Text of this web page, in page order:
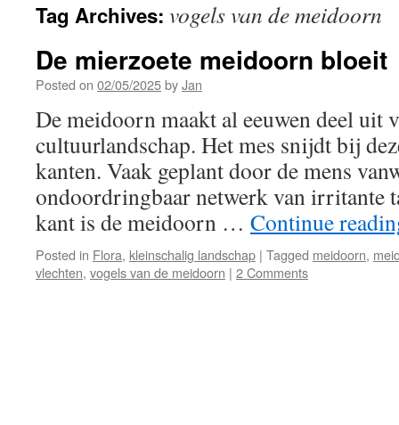
Tag Archives: vogels van de meidoorn
De mierzoete meidoorn bloeit
Posted on 02/05/2025byJan
De meidoorn maakt al eeuwen deel uit
cultuurlandschap. Het mes snijdt bij
kanten. Vaak geplant door de mens
ondoordringbaar netwerk van irritante
kant is de meidoorn … Continue
Posted in Flora, kleinschalig landschap | Tagged meidoorn,
vlechten, vogels van de meidoorn | 2 Comments